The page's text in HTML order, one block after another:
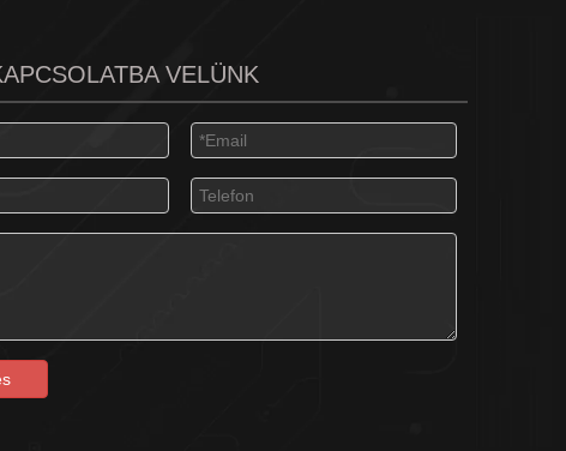
VELÜNK